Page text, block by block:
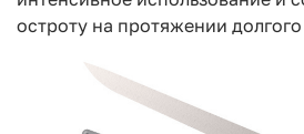
остроту на протяжении